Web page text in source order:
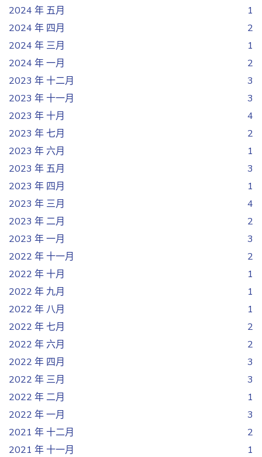
2024 年 五月
1
2024 年 四月
2
2024 年 三月
1
2024 年 一月
2
2023 年 十二月
3
2023 年 十一月
3
2023 年 十月
4
2023 年 七月
2
2023 年 六月
1
2023 年 五月
3
2023 年 四月
1
2023 年 三月
4
2023 年 二月
2
2023 年 一月
3
2022 年 十一月
2
2022 年 十月
1
2022 年 九月
1
2022 年 八月
1
2022 年 七月
2
2022 年 六月
2
2022 年 四月
3
2022 年 三月
3
2022 年 二月
1
2022 年 一月
3
2021 年 十二月
2
2021 年 十一月
1